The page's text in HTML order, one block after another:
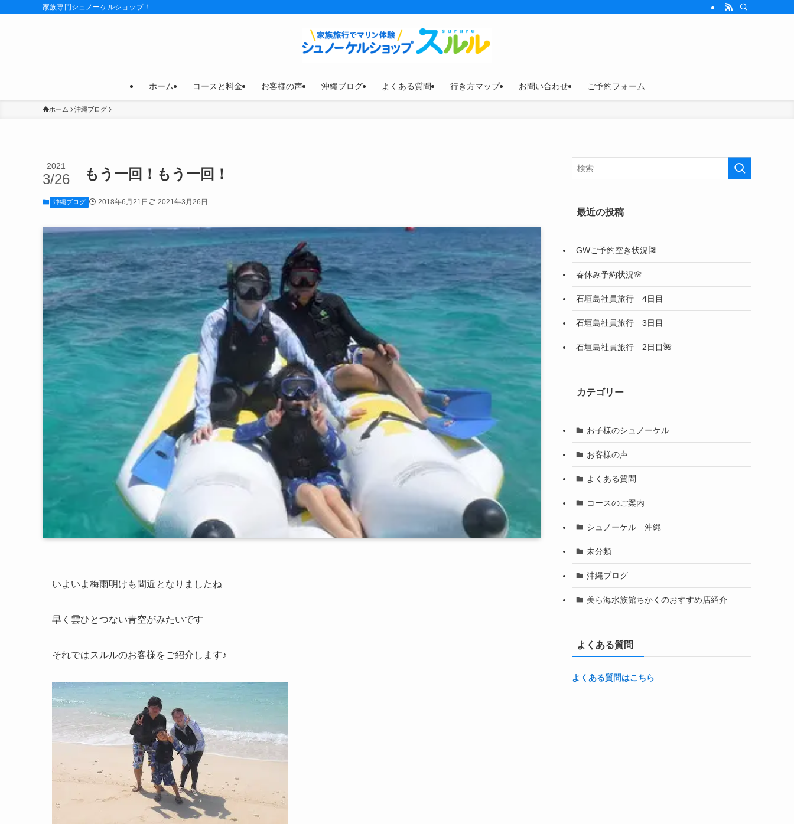
家族専門シュノーケルショップ！
ホーム コースと料金 お客様の声 沖縄ブログ よくある質問 行き方マップ お問い合わせ ご予約フォーム
ホーム 沖縄ブログ
もう一回！もう一回！
2021
3/26
沖縄ブログ 2018年6月21日 2021年3月26日
いよいよ梅雨明けも間近となりましたね
早く雲ひとつない青空がみたいです
それではスルルのお客様をご紹介します♪
最近の投稿
GWご予約空き状況🎏
春休み予約状況🌸
石垣島社員旅行 4日目
石垣島社員旅行 3日目
石垣島社員旅行 2日目🌺
カテゴリー
お子様のシュノーケル
お客様の声
よくある質問
コースのご案内
シュノーケル 沖縄
未分類
沖縄ブログ
美ら海水族館ちかくのおすすめ店紹介
よくある質問
よくある質問はこちら